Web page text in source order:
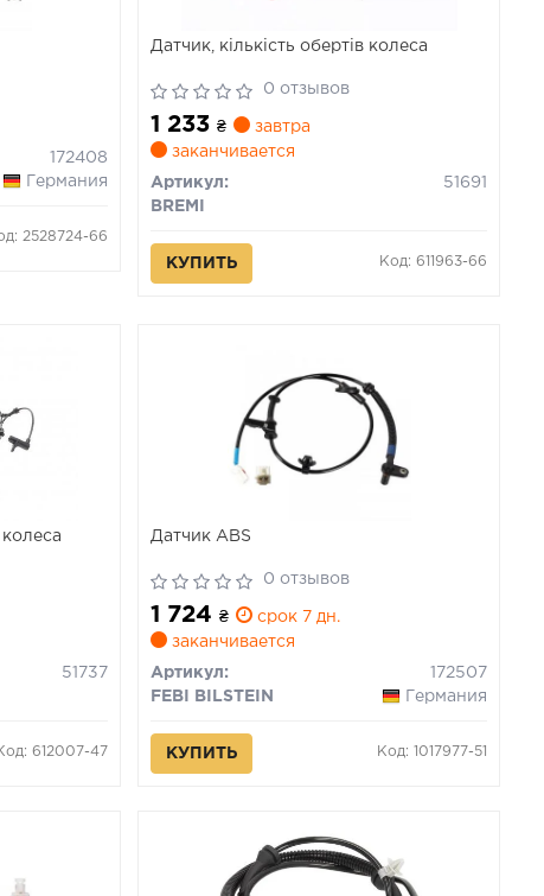
172408
Германия
2528724-66
Датчик, кількість обертів колеса
0 отзывов
1 233₴
завтра
заканчивается
Артикул:
51691
BREMI
КУПИТЬ Код: 611963-66
51737
612007-47
Датчик ABS
0 отзывов
1 724₴
срок 7 дн.
заканчивается
Артикул:
172507
FEBI BILSTEIN
Германия
КУПИТЬ Код: 1017977-51